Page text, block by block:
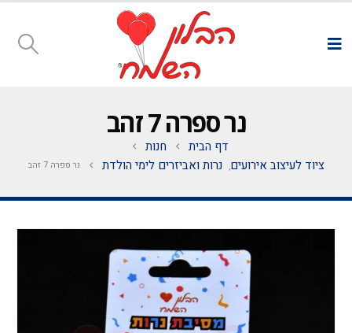
נר ספרה 7 זהב
דף הבית
חנות
ציוד לעיצוב אירועים, נרות ואביזרים לימי הולדת נר ספרה 7 זהב